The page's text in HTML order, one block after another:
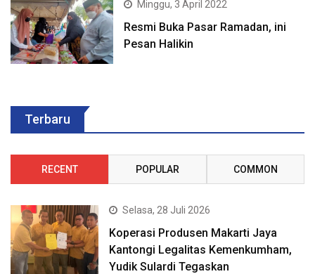
Minggu, 3 April 2022
Resmi Buka Pasar Ramadan, ini
Pesan Halikin
Terbaru
RECENT POPULAR COMMON
Selasa, 28 Juli 2026
Koperasi Produsen Makarti Jaya
Kantongi Legalitas Kemenkumham,
Yudik Sulardi Tegaskan